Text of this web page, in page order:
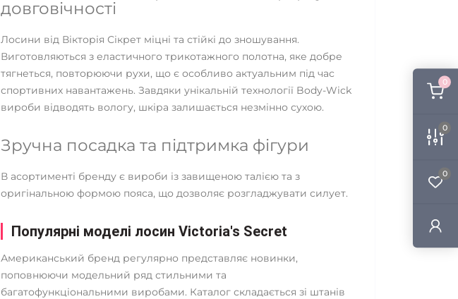
0
0
0
довговічності
Лосини від Вікторія Сікрет міцні та стійкі до зношування.
Виготовляються з еластичного трикотажного полотна, яке добре
тягнеться, повторюючи рухи, що є особливо актуальним під час
спортивних навантажень. Завдяки унікальній технології Body-Wick
вироби відводять вологу, шкіра залишається незмінно сухою.
Зручна посадка та підтримка фігури
В асортименті бренду є вироби із завищеною талією та з
оригінальною формою пояса, що дозволяє розгладжувати силует.
Популярні моделі лосин Victoria's Secret
Американський бренд регулярно представляє новинки,
поповнюючи модельний ряд стильними та
багатофункціональними виробами. Каталог складається зі штанів